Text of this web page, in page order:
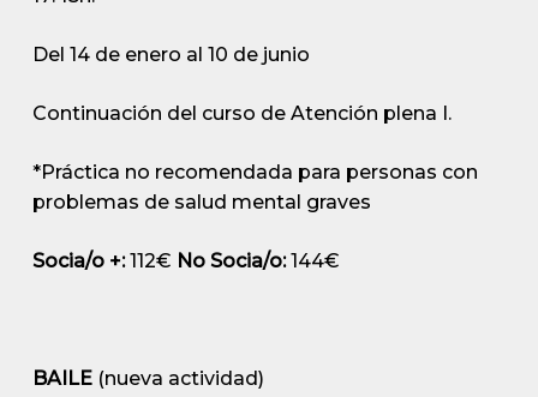
Del 14 de enero al 10 de junio
Continuación del curso de Atención plena I.
*Práctica no recomendada para personas con
problemas de salud mental graves
Socia/o +:112€ No Socia/o:144€
BAILE (nueva actividad)